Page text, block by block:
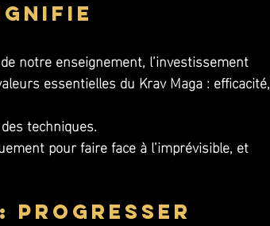
notre enseignement, l’investissement
essentielles du Krav Maga : efficacité,
techniques.
pour faire face à l’imprévisible, et
progresser